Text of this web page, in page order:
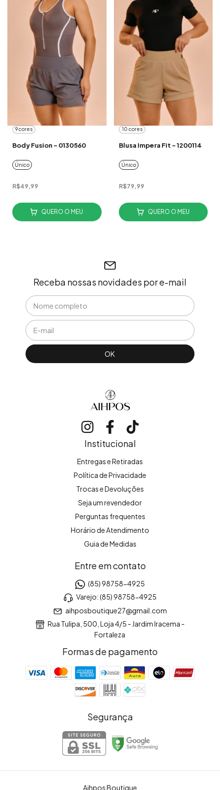
9 cores
Body Fusion - 0130560
Único
R$49,99
QUERO O MEU
10 cores
Blusa Impera Fit - 1200114
Único
R$79,99
QUERO O MEU
Receba nossas novidades por e-mail
Institucional
Entregas e Retiradas
Política de Privacidade
Trocas e Devoluções
Seja um revendedor
Perguntas frequentes
Horário de Atendimento
Guia de Medidas
Entre em contato
(85) 98758-4925
Varejo: (85) 98758-4925
aihposboutique27@gmail.com
Rua Tulipa, 500, Loja 4/5 - Jardim Iracema -
Fortaleza
Formas de pagamento
Segurança
Aihpos Boutique